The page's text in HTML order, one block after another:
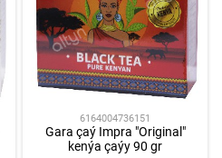
6164004736151
Gara çaý Impra "Original"
kenýa çaýy 90 gr